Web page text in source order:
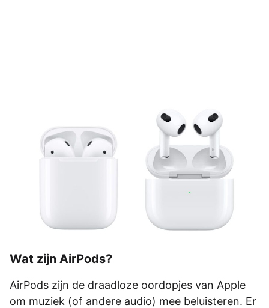
Wat zijn AirPods?
AirPods zijn de draadloze oordopjes van Apple
om muziek (of andere audio) mee beluisteren. Er